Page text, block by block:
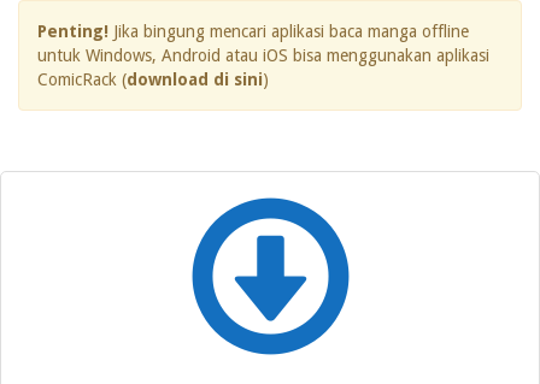
Penting! Jika bingung mencari aplikasi baca manga offline
untuk Windows, Android atau iOS bisa menggunakan aplikasi
ComicRack (download di sini)